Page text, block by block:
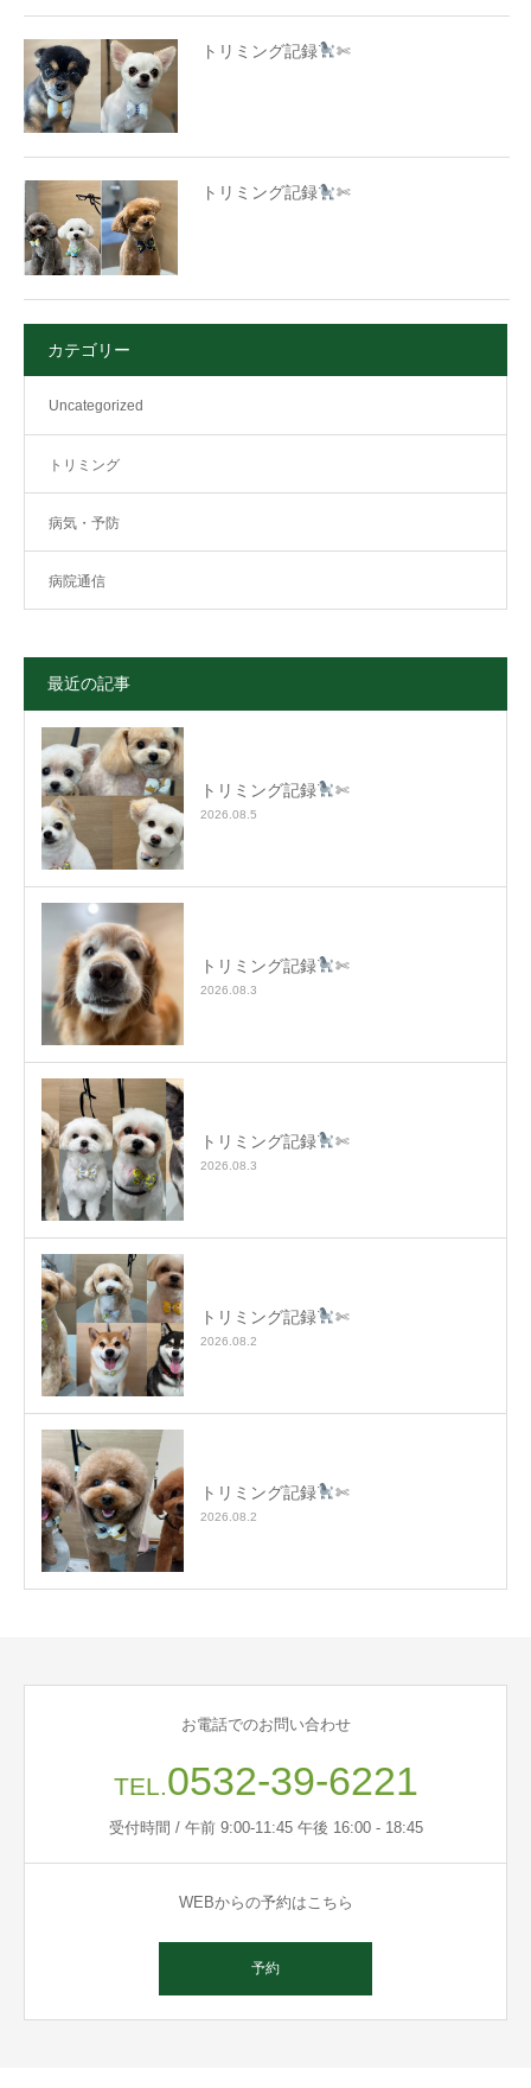
トリミング記録 ✄
トリミング記録 ✄
カテゴリー
Uncategorized
トリミング
病気・予防
病院通信
最近の記事
トリミング記録 ✄
2026.08.5
トリミング記録 ✄
2026.08.3
トリミング記録 ✄
2026.08.3
トリミング記録 ✄
2026.08.2
トリミング記録 ✄
2026.08.2
お電話でのお問い合わせ
TEL.0532-39-6221
受付時間 / 午前 9:00-11:45 午後 16:00 - 18:45
WEBからの予約はこちら
予約